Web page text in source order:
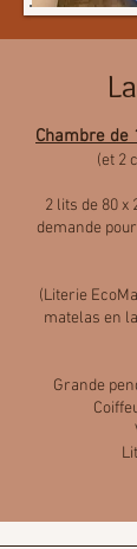
Chambre de
(et 2
2 lits de 80 x
demande
(Literie
matelas en
Grande